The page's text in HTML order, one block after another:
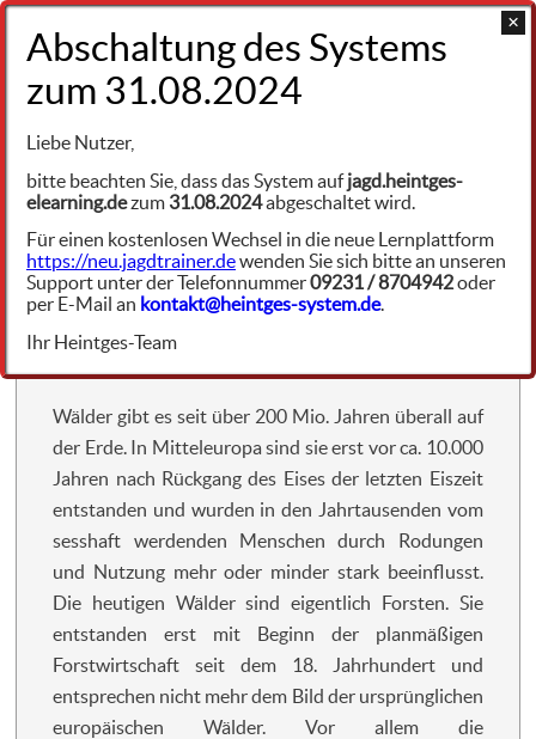
+49 9231 961342
Geschützte Biotope – Wälder – Laubwälder
Entstehung und Merkmale:
Wälder gibt es seit über 200 Mio. Jahren überall auf
der Erde. In Mitteleuropa sind sie erst vor ca. 10.000
Jahren nach Rückgang des Eises der letzten Eiszeit
entstanden und wurden in den Jahrtausenden vom
sesshaft werdenden Menschen durch Rodungen
und Nutzung mehr oder minder stark beeinflusst.
Die heutigen Wälder sind eigentlich Forsten. Sie
entstanden erst mit Beginn der planmäßigen
Forstwirtschaft seit dem 18. Jahrhundert und
entsprechen nicht mehr dem Bild der ursprünglichen
europäischen Wälder. Vor allem die
Liebe Nutzer,
bitte beachten Sie, dass das System aufjagd.heintges-
elearning.dezum 31.08.2024abgeschaltet wird.
Für einen kostenlosen Wechsel in die neue Lernplattform
https://neu.jagdtrainer.dewenden Sie sich bitte an unseren
Support unter der Telefonnummer09231 / 8704942oder
per E-Mail an kontakt@heintges-system.de.
Ihr Heintges-Team